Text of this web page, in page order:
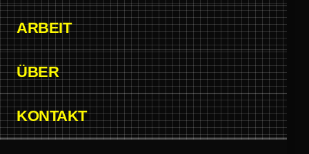
ARBEIT
ÜBER
KONTAKT